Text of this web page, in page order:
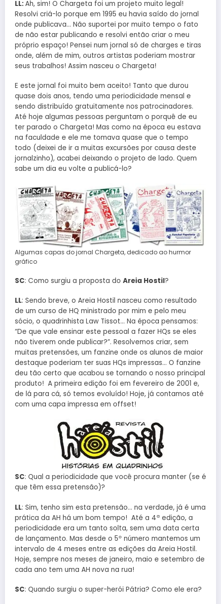
LL:Ah, sim! O Chargeta foi um projeto muito legal!
Resolvi criá-lo porque em 1995 eu havia saído do jornal
onde publicava… Não suportei por muito tempo o fato
de não estar publicando e resolvi então criar o meu
próprio espaço! Pensei num jornal só de charges e tiras
onde, além de mim, outros artistas poderiam mostrar
seus trabalhos! Assim nasceu o Chargeta!
E este jornal foi muito bem aceito! Tanto que durou
quase dois anos, tendo uma periodicidade mensal e
sendo distribuído gratuitamente nos patrocinadores.
Até hoje algumas pessoas perguntam o porquê de eu
ter parado o Chargeta! Mas como na época eu estava
na faculdade e ele me tomava quase que o tempo
todo (deixei de ir a muitas excursões por causa deste
jornalzinho), acabei deixando o projeto de lado. Quem
sabe um dia eu volte a publicá-lo?
Algumas capas do jornal Chargeta, dedicado ao hurmor
gráfico
SC: Como surgiu a proposta do Areia Hostil?
LL: Sendo breve, o Areia Hostil nasceu como resultado
de um curso de HQ ministrado por mim e pelo meu
sócio, o quadrinhista Law Tissot… Na época pensamos:
“De que vale ensinar este pessoal a fazer HQs se eles
não tiverem onde publicar?”. Resolvemos criar, sem
muitas pretensões, um fanzine onde os alunos de maior
destaque poderiam ter suas HQs impressas… O fanzine
deu tão certo que acabou se tornando o nosso principal
produto! A primeira edição foi em fevereiro de 2001 e,
de lá para cá, só temos evoluído! Hoje, já contamos até
com uma capa impressa em offset!
SC: Qual a periodicidade que você procura manter (se é
que têm essa pretensão)?
LL: Sim, tenho sim esta pretensão… na verdade, já é uma
prática da AH há um bom tempo! Até a 4ª edição, a
periodicidade era um tanto solta, sem uma data certa
de lançamento. Mas desde o 5º número mantemos um
intervalo de 4 meses entre as edições da Areia Hostil.
Hoje, sempre nos meses de janeiro, maio e setembro de
cada ano tem uma AH nova na rua!
SC: Quando surgiu o super-herói Pátria? Como ele era?